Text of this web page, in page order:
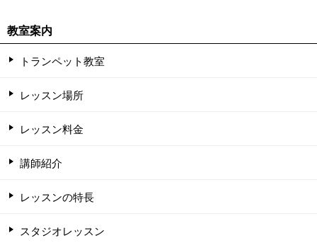
教室案内
トランペット教室
レッスン場所
レッスン料金
講師紹介
レッスンの特長
スタジオレッスン